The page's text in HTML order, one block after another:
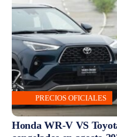
PRECIOS OFICIALES
Honda WR-V VS